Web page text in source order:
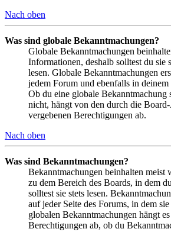
Nach oben
Was sind globale Bekanntmachungen?
Globale Bekanntmachungen
Informationen, deshalb solltest du sie
lesen. Globale Bekanntmachungen
jedem Forum und ebenfalls in
Ob du eine globale Bekanntmachung
nicht, hängt von den durch die
vergebenen Berechtigungen ab.
Nach oben
Was sind Bekanntmachungen?
Bekanntmachungen beinhalten meist
zu dem Bereich des Boards, in dem
solltest sie stets lesen.
auf jeder Seite des Forums, in dem
globalen Bekanntmachungen hängt
Berechtigungen ab, ob du